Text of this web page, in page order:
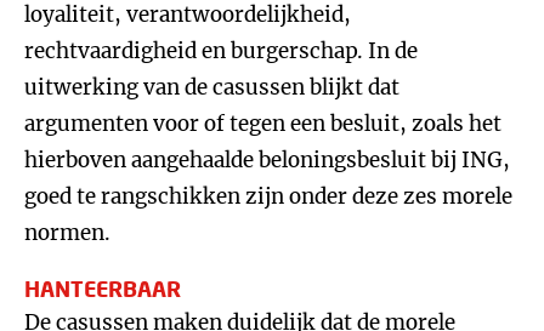
loyaliteit, verantwoordelijkheid,
rechtvaardigheid en burgerschap. In de
uitwerking van de casussen blijkt dat
argumenten voor of tegen een besluit, zoals het
hierboven aangehaalde beloningsbesluit bij ING,
goed te rangschikken zijn onder deze zes morele
normen.
HANTEERBAAR
De casussen maken duidelijk dat de morele